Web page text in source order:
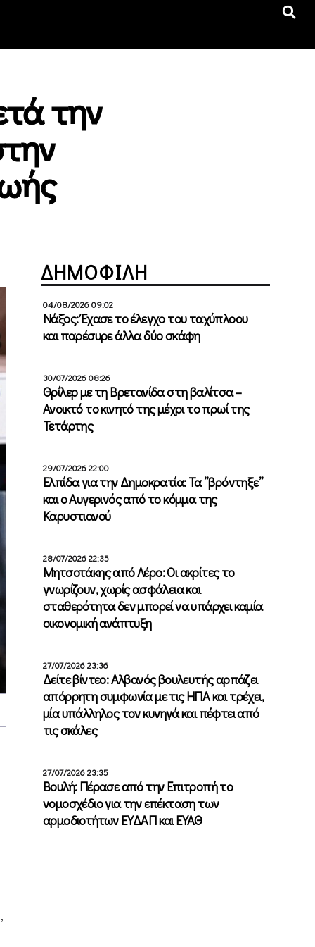
την
ΔΗΜΟΦΙΛΗ
04/08/2026 09:02
Νάξος: Έχασε το έλεγχο του ταχύπλοου
και παρέσυρε άλλα δύο σκάφη
30/07/2026 08:26
Θρίλερ με τη Βρετανίδα στη βαλίτσα –
Ανοικτό το κινητό της μέχρι το πρωί της
Τετάρτης
29/07/2026 22:00
Ελπίδα για την Δημοκρατία: Τα ”βρόντηξε”
και ο Αυγερινός από το κόμμα της
Καρυστιανού
28/07/2026 22:35
Μητσοτάκης από Λέρο: Οι ακρίτες το
γνωρίζουν, χωρίς ασφάλεια και
σταθερότητα δεν μπορεί να υπάρχει καμία
οικονομική ανάπτυξη
27/07/2026 23:36
Δείτε βίντεο: Αλβανός βουλευτής αρπάζει
απόρρητη συμφωνία με τις ΗΠΑ και τρέχει,
μία υπάλληλος τον κυνηγά και πέφτει από
τις σκάλες
27/07/2026 23:35
Βουλή: Πέρασε από την Επιτροπή το
νομοσχέδιο για την επέκταση των
αρμοδιοτήτων ΕΥΔΑΠ και ΕΥΑΘ